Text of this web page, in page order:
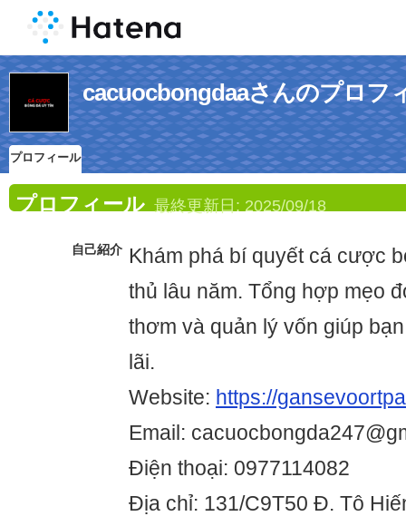
cacuocbongdaaさんのプロフ
プロフィール
プロフィール 最終更新日: 2025/09/18
自己紹介 Khám phá bí quyết cá cược
thủ lâu năm. Tổng hợp mẹo
thơm và quản lý vốn giúp
lãi.
Website: https://
Email:
Điện thoại: 0977114082
Địa chỉ: 131/C9T50 Đ. Tô